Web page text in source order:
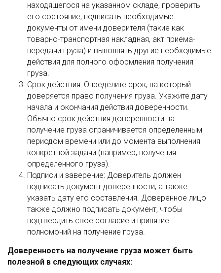
находящегося на указанном складе, проверить
его состояние, подписать необходимые
документы от имени доверителя (такие как
товарно-транспортная накладная, акт приема-
передачи груза) и выполнять другие необходимые
действия для полного оформления получения
груза.
Срок действия: Определите срок, на который
доверяется право получения груза. Укажите дату
начала и окончания действия доверенности.
Обычно срок действия доверенности на
получение груза ограничивается определенным
периодом времени или до момента выполнения
конкретной задачи (например, получения
определенного груза).
Подписи и заверение: Доверитель должен
подписать документ доверенности, а также
указать дату его составления. Доверенное лицо
также должно подписать документ, чтобы
подтвердить свое согласие и принятие
полномочий на получение груза.
Доверенность на получение груза может быть
полезной в следующих случаях: